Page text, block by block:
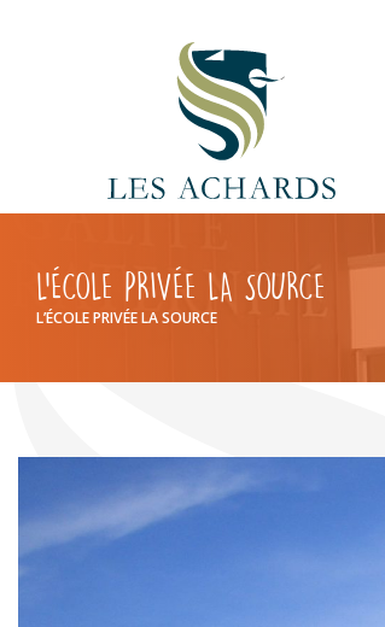
L’ÉCOLE PRIVÉE LA SOURCE
L’ÉCOLE PRIVÉE LA SOURCE